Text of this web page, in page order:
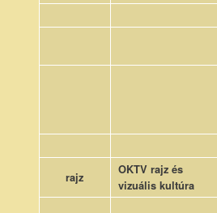
rajz
OKTV rajz és
vizuális kultúra